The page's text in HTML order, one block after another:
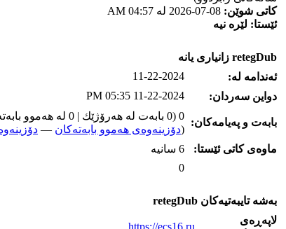
كاتی شوێن:
ئێستا: لێره‌ نیه‌
retegDub زانیاری یانه‌
ئه‌ندامه‌ له‌:
11-22-2024
دواین سه‌ردان:
11-22-2024 05:35 PM
بابه‌ت و په‌یامه‌کان:
0 (0 بابه‌ت له‌ هه‌رۆژێك | 0 له‌ هه‌موو بابه‌ته‌كان)
(دۆزینه‌وه‌ی هه‌موو بابه‌ته‌کان —
ماوه‌ی كاتی ئێستا:
6 سانیه‌
0
به‌شه‌ تایبه‌تیه‌کان retegDub
لاپه‌ڕه‌ی
https://ecs16.ru